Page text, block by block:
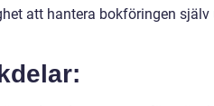
att hantera bokföringen